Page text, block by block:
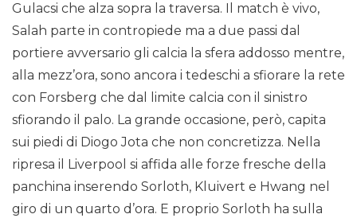
Gulacsi che alza sopra la traversa. Il match è vivo,
Salah parte in contropiede ma a due passi dal
portiere avversario gli calcia la sfera addosso mentre,
alla mezz’ora, sono ancora i tedeschi a sfiorare la rete
con Forsberg che dal limite calcia con il sinistro
sfiorando il palo. La grande occasione, però, capita
sui piedi di Diogo Jota che non concretizza. Nella
ripresa il Liverpool si affida alle forze fresche della
panchina inserendo Sorloth, Kluivert e Hwang nel
giro di un quarto d’ora. E proprio Sorloth ha sulla